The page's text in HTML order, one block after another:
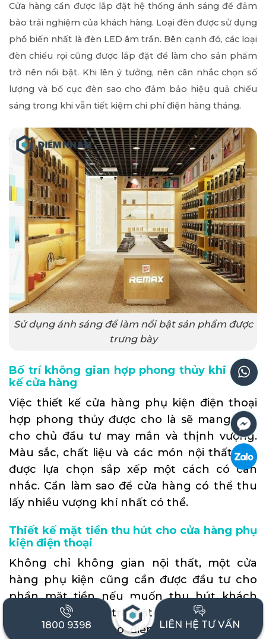
Cửa hàng cần được lắp đặt hệ thống ánh sáng để đảm
bảo trải nghiệm của khách hàng. Loại đèn được sử dụng
phổ biến nhất là đèn LED âm trần. Bên cạnh đó, các loại
đèn chiếu rọi cũng được lắp đặt để làm cho sản phẩm
trở nên nổi bật. Khi lên ý tưởng, nên cân nhắc chọn số
lượng và bố cục đèn sao cho đảm bảo hiệu quả chiếu
sáng trong khi vẫn tiết kiệm chi phí điện hàng tháng.
Sử dụng ánh sáng để làm nổi bật sản phẩm được
trưng bày
Bố trí không gian hợp phong thủy khi thiết
kế cửa hàng
Việc thiết kế cửa hàng phụ kiện điện thoại
hợp phong thủy được cho là sẽ mang đến
cho chủ đầu tư may mắn và thịnh vượng.
Màu sắc, chất liệu và các món nội thất cần
được lựa chọn sắp xếp một cách có cân
nhắc. Cần làm sao để cửa hàng có thể thu
lấy nhiều vượng khí nhất có thể.
Thiết kế mặt tiền thu hút cho cửa hàng phụ
kiện điện thoại
Không chỉ không gian nội thất, một cửa
hàng phụ kiện cũng cần được đầu tư cho
phần mặt tiền nếu muốn thu hút khách
hàng. Hãy trang trí mặt tiền với màu sắc
thương hiệu để tạo điểm nhấn với những
1800 9398 LIÊN HỆ TƯ VẤN